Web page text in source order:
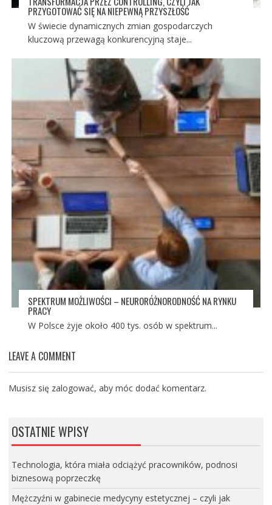
PRZYGOTOWAĆ SIĘ NA NIEPEWNĄ PRZYSZŁOŚĆ
W świecie dynamicznych zmian gospodarczych
kluczową przewagą konkurencyjną staje...
SPEKTRUM MOŻLIWOŚCI – NEURORÓŻNORODNOŚĆ NA RYNKU
PRACY
W Polsce żyje około 400 tys. osób w spektrum...
LEAVE A COMMENT
Musisz się zalogować, aby móc dodać komentarz.
OSTATNIE WPISY
Technologia, która miała odciążyć pracowników, podnosi
biznesową poprzeczkę
Mężczyźni w gabinecie medycyny estetycznej – czyli jak